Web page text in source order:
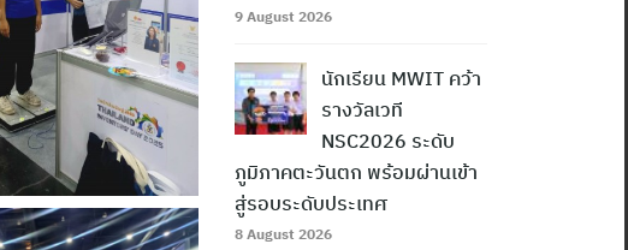
9 August 2026
นักเรียน MWIT คว้า
รางวัลเวที
NSC2026 ระดับ
ภูมิภาคตะวันตก พร้อมผ่านเข้า
สู่รอบระดับประเทศ
8 August 2026